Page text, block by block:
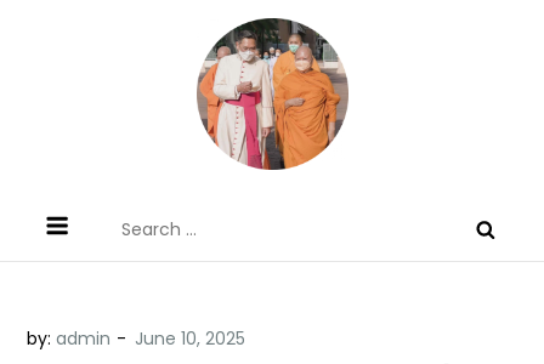
ประทานพระพรแก่พวกท่านท้งหลายเทอญ
for:
by:admin